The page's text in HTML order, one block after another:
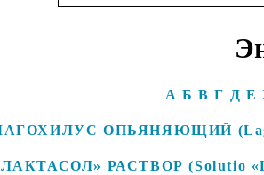
А Б В Г Д Е
ОПЬЯНЯЮЩИЙ
РАСТВОР (Solutio